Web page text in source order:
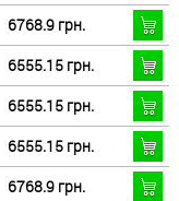
6768.9 грн.
6555.15 грн.
6555.15 грн.
6555.15 грн.
6768.9 грн.